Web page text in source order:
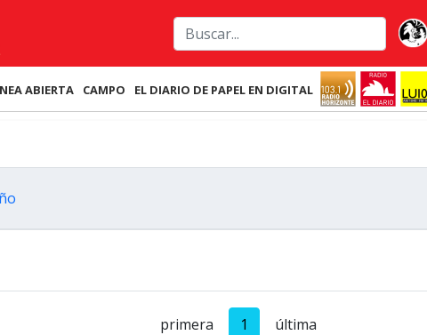
ABIERTA CAMPO EL DIARIO DE PAPEL EN DIGITAL
primera 1 última